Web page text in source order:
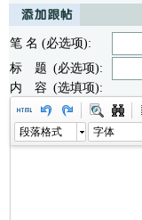
笔 名 (必选项):
标 题 (必选项):
内 容 (选填项):
段落格式 字体